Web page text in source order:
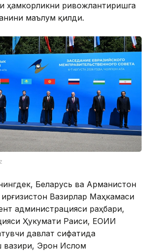
ҳамкорликни ривожлантиришга
маълум қилди.
Беларусь ва Арманистон
Вазирлар Маҳкамаси
администрацияси раҳбари,
Ҳукумати Раиси, ЕОИИ
давлат сифатида
вазири, Эрон Ислом